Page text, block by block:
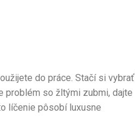
do práce. Stačí si vybrať
problém so žltými zubmi, dajte
líčenie pôsobí luxusne